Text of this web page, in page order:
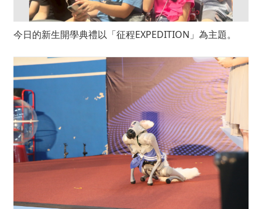
今日的新生開學典禮以「征程EXPEDITION」為主題。